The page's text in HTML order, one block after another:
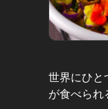
世界にひと
が食べられ